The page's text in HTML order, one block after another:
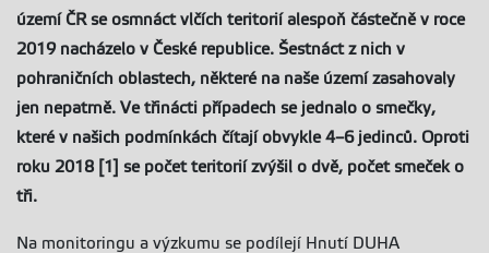
území ČR se osmnáct vlčích teritorií alespoň částečně v roce
2019 nacházelo v České republice. Šestnáct z nich v
pohraničních oblastech, některé na naše území zasahovaly
jen nepatrně. Ve třinácti případech se jednalo o smečky,
které v našich podmínkách čítají obvykle 4–6 jedinců. Oproti
roku 2018 [1] se počet teritorií zvýšil o dvě, počet smeček o
tři.
Na monitoringu a výzkumu se podílejí Hnutí DUHA